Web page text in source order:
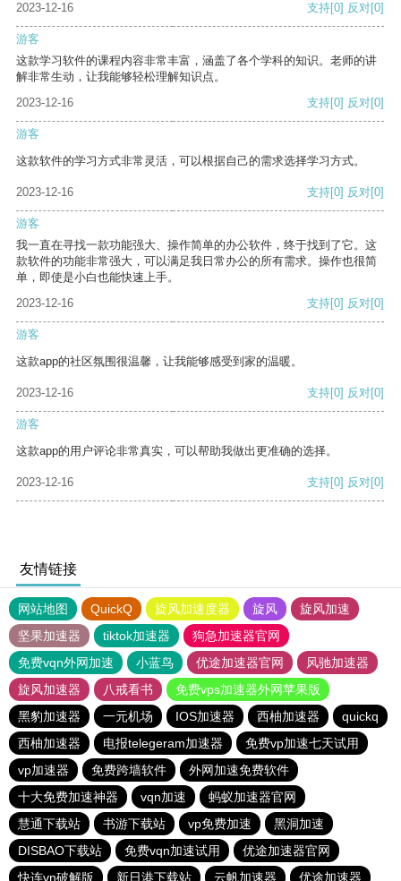
2023-12-16 支持[0] 反对[0]
游客
这款学习软件的课程内容非常丰富，涵盖了各个学科的知识。老师的讲
解非常生动，让我能够轻松理解知识点。
2023-12-16
支持[0] 反对[0]
游客
这款软件的学习方式非常灵活，可以根据自己的需求选择学习方式。
2023-12-16 支持[0] 反对[0]
游客
我一直在寻找一款功能强大、操作简单的办公软件，终于找到了它。这
款软件的功能非常强大，可以满足我日常办公的所有需求。操作也很简
单，即使是小白也能快速上手。
2023-12-16
支持[0] 反对[0]
游客
这款app的社区氛围很温馨，让我能够感受到家的温暖。
2023-12-16 支持[0] 反对[0]
游客
这款app的用户评论非常真实，可以帮助我做出更准确的选择。
2023-12-16 支持[0] 反对[0]
友情链接
网站地图 QuickQ 旋风加速度器 旋风
旋风加速
坚果加速器
tiktok加速器
狗急加速器官网
免费vqn外网加速
小蓝鸟 优途加速器官网
风驰加速器
旋风加速器
八戒看书
免费vps加速器外网苹果版
黑豹加速器
一元机场 IOS加速器 西柚加速器
quickq
西柚加速器
电报telegeram加速器
免费vp加速七天试用
vp加速器
免费跨墙软件
外网加速免费软件
十大免费加速神器
vqn加速
蚂蚁加速器官网
慧通下载站
书游下载站 vp免费加速
黑洞加速
DISBAO下载站
免费vqn加速试用
优途加速器官网
快连vn破解版
新日港下载站 云帆加速器 优途加速器